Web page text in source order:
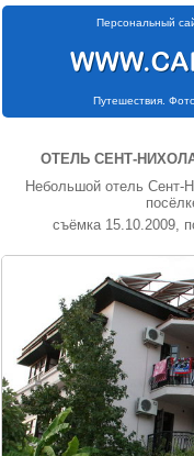
Персональный
Путешествия.
ОТЕЛЬ СЕНТ-
Небольшой отель Сент-
съёмка 15.10.2009,